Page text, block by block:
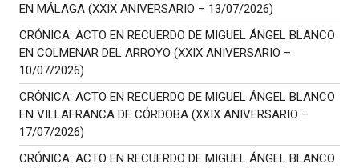
EN MÁLAGA (XXIX ANIVERSARIO – 13/07/2026)
CRÓNICA: ACTO EN RECUERDO DE MIGUEL ÁNGEL BLANCO
EN COLMENAR DEL ARROYO (XXIX ANIVERSARIO –
10/07/2026)
CRÓNICA: ACTO EN RECUERDO DE MIGUEL ÁNGEL BLANCO
EN VILLAFRANCA DE CÓRDOBA (XXIX ANIVERSARIO –
17/07/2026)
CRÓNICA: ACTO EN RECUERDO DE MIGUEL ÁNGEL BLANCO